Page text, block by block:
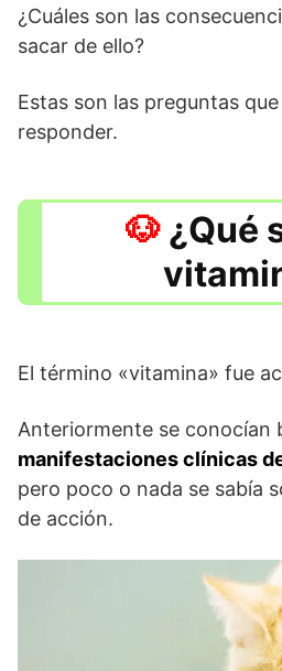
¿Cuáles son las
sacar de ello?
Estas son las preguntas
responder.
¿Qué
El término «vitamina» fue
Anteriormente se conocían
manifestaciones clínicas
pero poco o nada se sabía
de acción.